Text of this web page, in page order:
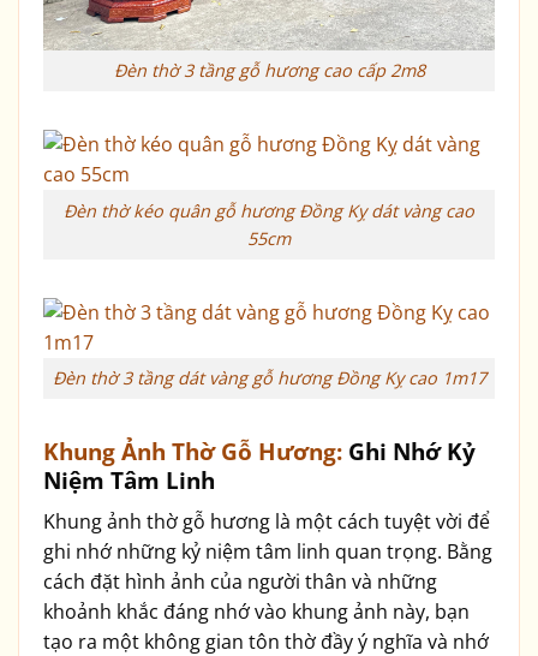
Đèn thờ 3 tầng gỗ hương cao cấp 2m8
Đèn thờ kéo quân gỗ hương Đồng Kỵ dát vàng cao
55cm
Đèn thờ 3 tầng dát vàng gỗ hương Đồng Kỵ cao 1m17
Khung Ảnh Thờ Gỗ Hương: Ghi Nhớ Kỷ
Niệm Tâm Linh
Khung ảnh thờ gỗ hương là một cách tuyệt vời để
ghi nhớ những kỷ niệm tâm linh quan trọng. Bằng
cách đặt hình ảnh của người thân và những
khoảnh khắc đáng nhớ vào khung ảnh này, bạn
tạo ra một không gian tôn thờ đầy ý nghĩa và nhớ